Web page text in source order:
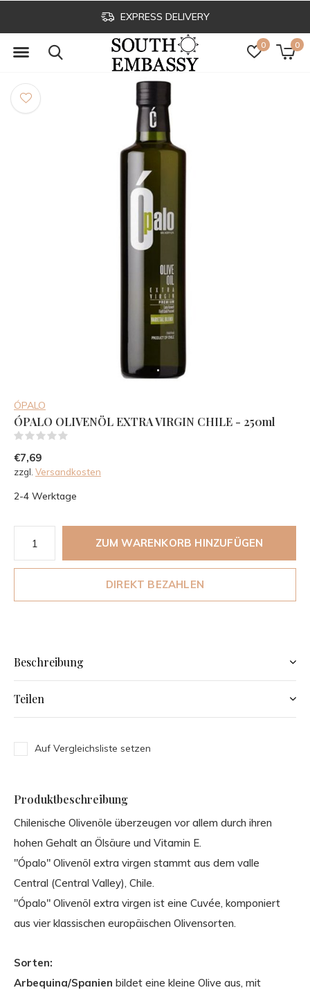
0 0
EXPRESS DELIVERY
ÓPALO
ÓPALO OLIVENÖL EXTRA VIRGIN CHILE - 250ml
€7,69
zzgl. Versandkosten
2-4 Werktage
ZUM WARENKORB HINZUFÜGEN
DIREKT BEZAHLEN
Beschreibung
Teilen
Auf Vergleichsliste setzen
Produktbeschreibung
Chilenische Olivenöle überzeugen vor allem durch ihren
hohen Gehalt an Ölsäure und Vitamin E.
"Ópalo" Olivenöl extra virgen stammt aus dem valle
Central (Central Valley), Chile.
"Ópalo" Olivenöl extra virgen ist eine Cuvée, komponiert
aus vier klassischen europäischen Olivensorten.
Sorten:
Arbequina/Spanien bildet eine kleine Olive aus, mit